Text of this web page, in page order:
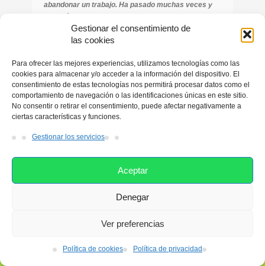
Gestionar el consentimiento de
las cookies
Para ofrecer las mejores experiencias, utilizamos tecnologías como las
cookies para almacenar y/o acceder a la información del dispositivo. El
consentimiento de estas tecnologías nos permitirá procesar datos como el
comportamiento de navegación o las identificaciones únicas en este sitio.
No consentir o retirar el consentimiento, puede afectar negativamente a
ciertas características y funciones.
Gestionar los servicios
Aceptar
Denegar
Ver preferencias
Política de cookies Política de privacidad
abandonar un trabajo. Ha pasado muchas veces y
Inevitable es analizar y reflexionar el por qué se
quiere dejar un empleo, ver cuál es el contexto, la
decisión.
Sobre todo en la actualidad, pues no es lo mismo
abandonar un trabajo en época de bonanza que en
época de crisis.
Abandonar un trabajo, sea el momento que sea,
riego de la incertidumbre. Pero, si el abandono del
trabajo, tiene como objeto generar
posibilidades laborales, perfeccionarse y mejorar
las competencias; es una buena decisión.
abandonarse a sí mismo y...
por el sitio web. Si continúa navegando consideramos que está
de acuerdo con su uso. Si desea ampliar más información
consulte nuestra Política de cookies.
Acepto